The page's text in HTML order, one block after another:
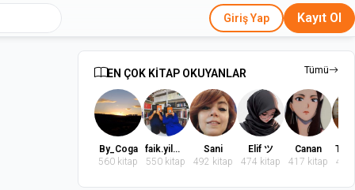
Giriş Yap Kayıt Ol
EN ÇOK KİTAP OKUYANLAR Tümü
By_Coga
560 kitap
faik.yilmaz.9
550 kitap
Sani
492 kitap
Elif ツ
474 kitap
Canan
417 kitap
402